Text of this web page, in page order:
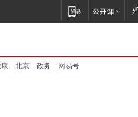
北京 政务 网易号